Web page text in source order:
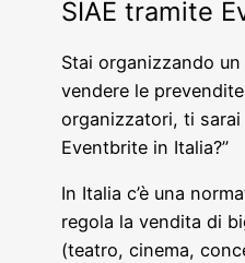
SIAE tramite
Stai organizzando
vendere le
organizzatori, ti sarai
Eventbrite in Italia?”
In Italia c’è una
regola la vendita di
(teatro, cinema,